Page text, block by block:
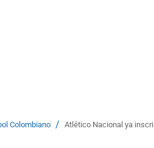
Colombiano / Atlético Nacional ya